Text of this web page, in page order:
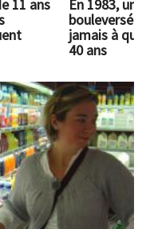
11 ans
En 1983, un
bouleversé
jamais à
40 ans